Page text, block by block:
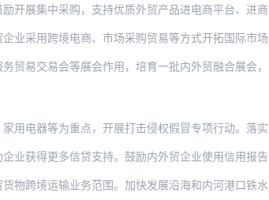
外贸产品进电商平台、进商场超市、进商圈步行街、进工厂折扣…
采购贸易等方式开拓国际市场。推动高质量实施RCEP等自由贸…
培育一批内外贸融合展会，促进国内国际市场供采对接。培育一…
击侵权假冒专项行动。落实电商平台对网络经营者资格和商品的…
励内外贸企业使用信用报告、保险、保理等信用工具，防范市场…
加快发展沿海和内河港口铁水联运，拓展主要港口国内国际航线和…